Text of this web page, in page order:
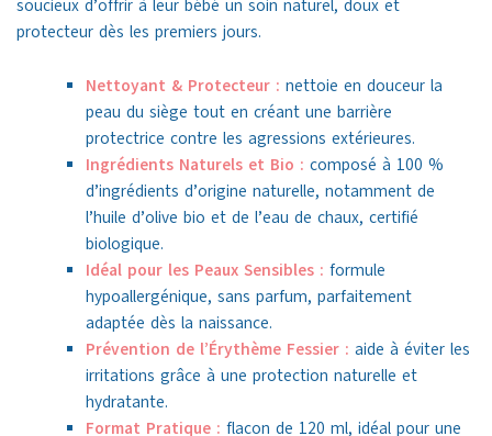
soucieux d’offrir à leur bébé un soin naturel, doux et
protecteur dès les premiers jours.
Nettoyant & Protecteur : nettoie en douceur la
peau du siège tout en créant une barrière
protectrice contre les agressions extérieures.
Ingrédients Naturels et Bio : composé à 100 %
d’ingrédients d’origine naturelle, notamment de
l’huile d’olive bio et de l’eau de chaux, certifié
biologique.
Idéal pour les Peaux Sensibles : formule
hypoallergénique, sans parfum, parfaitement
adaptée dès la naissance.
Prévention de l’Érythème Fessier : aide à éviter les
irritations grâce à une protection naturelle et
hydratante.
Format Pratique : flacon de 120 ml, idéal pour une